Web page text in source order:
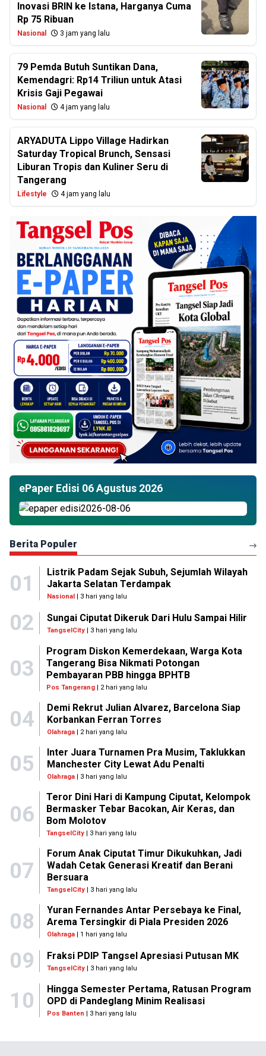
Inovasi BRIN ke Istana, Harganya Cuma
Rp 75 Ribuan
Nasional 3 jam yang lalu
79 Pemda Butuh Suntikan Dana,
Kemendagri: Rp14 Triliun untuk Atasi
Krisis Gaji Pegawai
Nasional 4 jam yang lalu
ARYADUTA Lippo Village Hadirkan
Saturday Tropical Brunch, Sensasi
Liburan Tropis dan Kuliner Seru di
Tangerang
Lifestyle 4 jam yang lalu
ePaper Edisi 06 Agustus 2026
Berita Populer
01
Listrik Padam Sejak Subuh, Sejumlah Wilayah
Jakarta Selatan Terdampak
Nasional| 3 hari yang lalu
02 Sungai Ciputat Dikeruk Dari Hulu Sampai Hilir
TangselCity | 3 hari yang lalu
03
Program Diskon Kemerdekaan, Warga Kota
Tangerang Bisa Nikmati Potongan
Pembayaran PBB hingga BPHTB
Pos Tangerang | 2 hari yang lalu
04
Demi Rekrut Julian Alvarez, Barcelona Siap
Korbankan Ferran Torres
Olahraga| 2 hari yang lalu
05
Inter Juara Turnamen Pra Musim, Taklukkan
Manchester City Lewat Adu Penalti
Olahraga| 3 hari yang lalu
06
Teror Dini Hari di Kampung Ciputat, Kelompok
Bermasker Tebar Bacokan, Air Keras, dan
Bom Molotov
TangselCity | 3 hari yang lalu
07
Forum Anak Ciputat Timur Dikukuhkan, Jadi
Wadah Cetak Generasi Kreatif dan Berani
Bersuara
TangselCity| 3 hari yang lalu
08
Yuran Fernandes Antar Persebaya ke Final,
Arema Tersingkir di Piala Presiden 2026
Olahraga| 1 hari yang lalu
09 Fraksi PDIP Tangsel Apresiasi Putusan MK
TangselCity | 3 hari yang lalu
10
Hingga Semester Pertama, Ratusan Program
OPD di Pandeglang Minim Realisasi
Pos Banten | 3 hari yang lalu